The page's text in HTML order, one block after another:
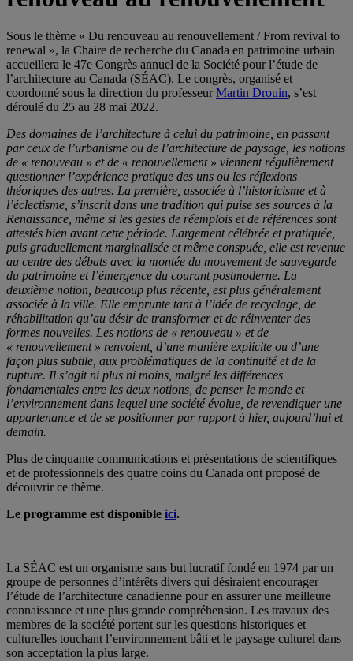
Sous le thème « Du renouveau au renouvellement / From revival to
renewal », la Chaire de recherche du Canada en patrimoine urbain
accueillera le 47e Congrès annuel de la Société pour l’étude de
l’architecture au Canada (SÉAC). Le congrès, organisé et
coordonné sous la direction du professeurMartin Drouin, s’est
déroulé du 25 au 28 mai 2022.
Des domaines de l’architecture à celui du patrimoine, en passant
par ceux de l’urbanisme ou de l’architecture de paysage, les notions
de « renouveau » et de « renouvellement » viennent régulièrement
questionner l’expérience pratique des uns ou les réflexions
théoriques des autres. La première, associée à l’historicisme et à
l’éclectisme, s’inscrit dans une tradition qui puise ses sources à la
Renaissance, même si les gestes de réemplois et de références sont
attestés bien avant cette période. Largement célébrée et pratiquée,
puis graduellement marginalisée et même conspuée, elle est revenue
au centre des débats avec la montée du mouvement de sauvegarde
du patrimoine et l’émergence du courant postmoderne. La
deuxième notion, beaucoup plus récente, est plus généralement
associée à la ville. Elle emprunte tant à l’idée de recyclage, de
réhabilitation qu’au désir de transformer et de réinventer des
formes nouvelles. Les notions de « renouveau » et de
« renouvellement » renvoient, d’une manière explicite ou d’une
façon plus subtile, aux problématiques de la continuité et de la
rupture. Il s’agit ni plus ni moins, malgré les différences
fondamentales entre les deux notions, de penser le monde et
l’environnement dans lequel une société évolue, de revendiquer une
appartenance et de se positionner par rapport à hier, aujourd’hui et
demain.
Plus de cinquante communications et présentations de scientifiques
et de professionnels des quatre coins du Canada ont proposé de
découvrir ce thème.
Le programme est disponible ici.
La SÉAC est un organisme sans but lucratif fondé en 1974 par un
groupe de personnes d’intérêts divers qui désiraient encourager
l’étude de l’architecture canadienne pour en assurer une meilleure
connaissance et une plus grande compréhension. Les travaux des
membres de la société portent sur les questions historiques et
culturelles touchant l’environnement bâti et le paysage culturel dans
son acceptation la plus large.